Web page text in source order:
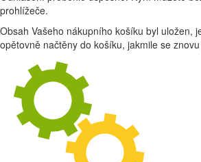
prohlížeče.
Obsah Vašeho nákupního košíku byl uložen,
opětovně načtěny do košíku, jakmile se